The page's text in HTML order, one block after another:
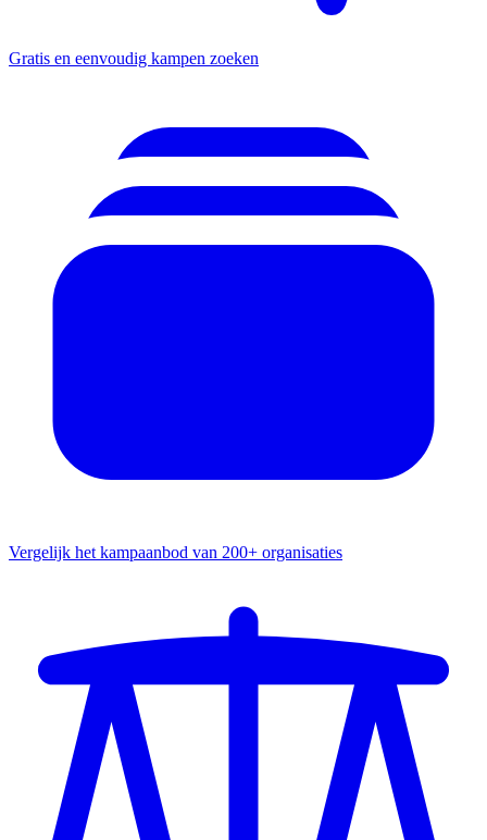
Gratis en eenvoudig kampen zoeken
Vergelijk het kampaanbod van 200+ organisaties